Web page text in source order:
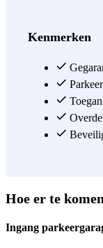
Kenmerken
Hoe er te komen
Ingang